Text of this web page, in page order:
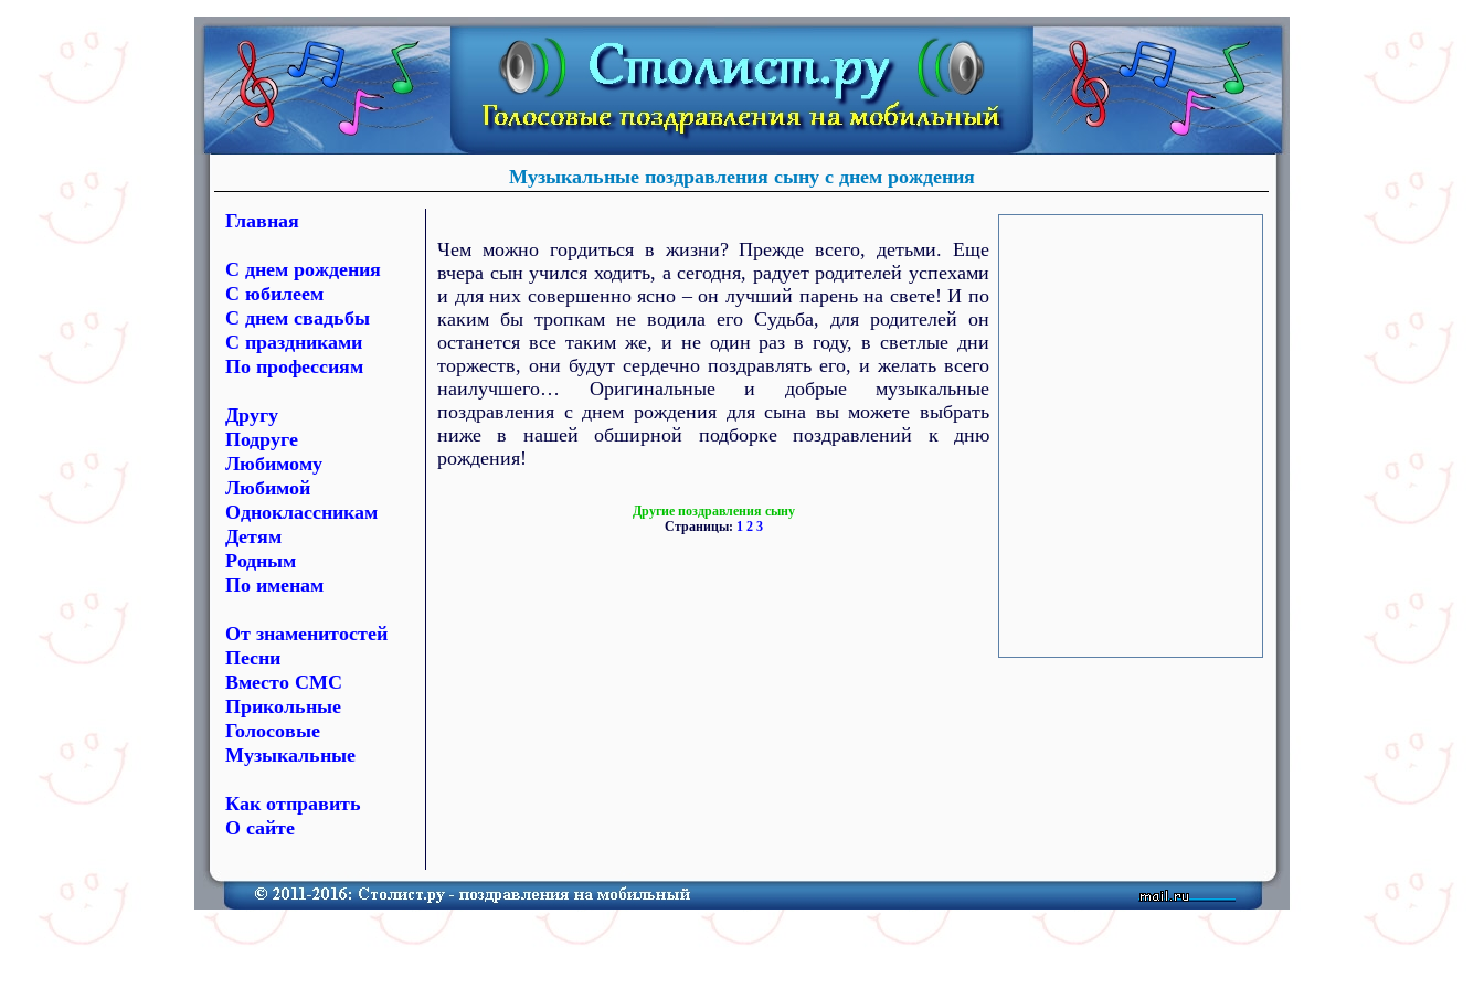
Музыкальные поздравления сыну с днем рождения
Главная
С днем рождения
С юбилеем
С днем свадьбы
С праздниками
По профессиям
Другу
Подруге
Любимому
Любимой
Одноклассникам
Детям
Родным
По именам
От знаменитостей
Песни
Вместо СМС
Прикольные
Голосовые
Музыкальные
Как отправить
О сайте
Чем можно гордиться в жизни? Прежде всего, детьми. Еще
вчера сын учился ходить, а сегодня, радует родителей успехами
и для них совершенно ясно – он лучший парень на свете! И по
каким бы тропкам не водила его Судьба, для родителей он
останется все таким же, и не один раз в году, в светлые дни
торжеств, они будут сердечно поздравлять его, и желать всего
наилучшего… Оригинальные и добрые музыкальные
поздравления с днем рождения для сына вы можете выбрать
ниже в нашей обширной подборке поздравлений к дню
рождения!
Другие поздравления сыну
Страницы: 1 2 3